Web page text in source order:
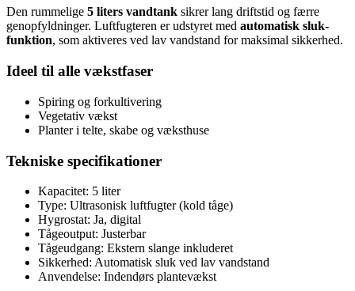
Den rummelige 5 liters vandtank sikrer lang driftstid og færre
genopfyldninger. Luftfugteren er udstyret med automatisk sluk-
funktion, som aktiveres ved lav vandstand for maksimal sikkerhed.
Ideel til alle vækstfaser
Spiring og forkultivering
Vegetativ vækst
Planter i telte, skabe og væksthuse
Tekniske specifikationer
Kapacitet: 5 liter
Type: Ultrasonisk luftfugter (kold tåge)
Hygrostat: Ja, digital
Tågeoutput: Justerbar
Tågeudgang: Ekstern slange inkluderet
Sikkerhed: Automatisk sluk ved lav vandstand
Anvendelse: Indendørs plantevækst